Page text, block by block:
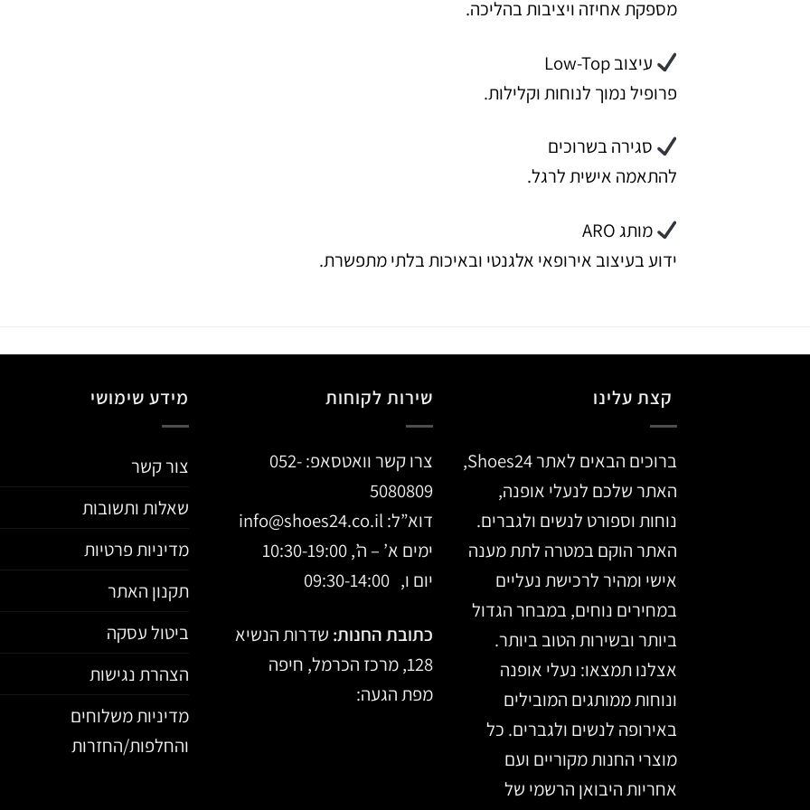
מספקת אחיזה ויציבות בהליכה.
עיצוב Low-Top
פרופיל נמוך לנוחות וקלילות.
סגירה בשרוכים
להתאמה אישית לרגל.
מותג ARO
ידוע בעיצוב אירופאי אלגנטי ובאיכות בלתי מתפשרת.
קצת עלינו
ברוכים הבאים לאתר Shoes24,
האתר שלכם לנעלי אופנה,
נוחות וספורט לנשים ולגברים.
האתר הוקם במטרה לתת מענה
אישי ומהיר לרכישת נעליים
במחירים נוחים, במבחר הגדול
ביותר ובשירות הטוב ביותר.
אצלנו תמצאו: נעלי אופנה
ונוחות ממותגים המובילים
באירופה לנשים ולגברים. כל
מוצרי החנות מקוריים ועם
אחריות היבואן הרשמי של
שירות לקוחות
צרו קשר וואטסאפ:052-
5080809
דוא”ל:
ימים א’ – ה’, 10:30-19:00
יום ו, 09:30-14:00
כתובת החנות: שדרות הנשיא
128, מרכז הכרמל, חיפה
מפת הגעה:
מידע שימושי
צור קשר
שאלות ותשובות
מדיניות פרטיות
תקנון האתר
ביטול עסקה
הצהרת נגישות
מדיניות משלוחים
והחלפות/החזרות